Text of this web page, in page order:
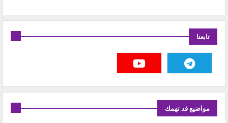
تابعنا
مواضيع قد تهمك